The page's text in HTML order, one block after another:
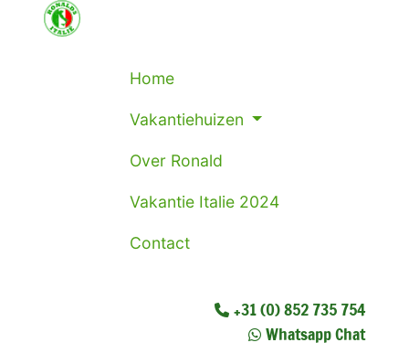
Home
Vakantiehuizen
Over Ronald
Vakantie Italie 2024
Contact
+31 (0) 852 735 754
Whatsapp Chat